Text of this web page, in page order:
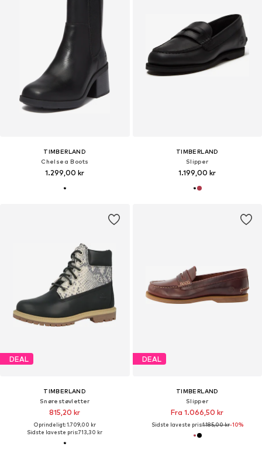
TIMBERLAND
Chelsea Boots
1.299,00 kr
TIMBERLAND
Slipper
1.199,00 kr
DEAL
TIMBERLAND
Snørestøvletter
815,20 kr
Oprindeligt: 1.709,00 kr
Sidste laveste pris:713,30 kr
DEAL
TIMBERLAND
Slipper
Fra 1.066,50 kr
Sidste laveste pris:1.185,00 kr-10%